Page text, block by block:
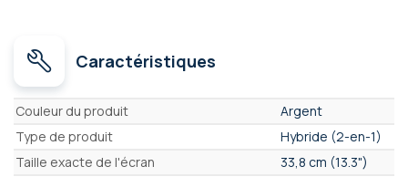
Caractéristiques
Caractéristiques
Couleur du produit
Argent
Type de produit
Hybride (2-en-1)
Taille exacte de l'écran
33,8 cm (13.3")